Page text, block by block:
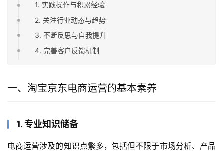
1. 实践操作与积累经验
2. 关注行业动态与趋势
3. 不断反思与自我提升
4. 完善客户反馈机制
一、淘宝京东电商运营的基本素养
1. 专业知识储备
电商运营涉及的知识点繁多，包括但不限于市场分析、产品